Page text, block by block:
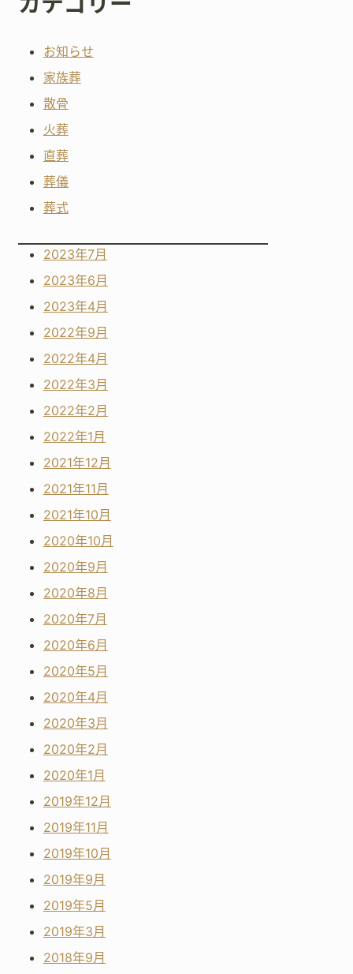
お知らせ
家族葬
散骨
火葬
直葬
葬儀
葬式
2023年7月
2023年6月
2023年4月
2022年9月
2022年4月
2022年3月
2022年2月
2022年1月
2021年12月
2021年11月
2021年10月
2020年10月
2020年9月
2020年8月
2020年7月
2020年6月
2020年5月
2020年4月
2020年3月
2020年2月
2020年1月
2019年12月
2019年11月
2019年10月
2019年9月
2019年5月
2019年3月
2018年9月